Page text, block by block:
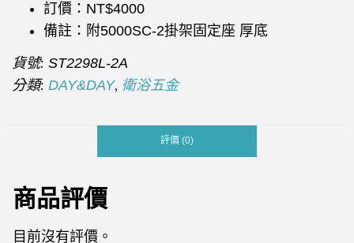
訂價：NT$4000
備註：附5000SC-2掛架固定座 厚底
貨號: ST2298L-2A
分類: DAY&DAY, 衛浴五金
評價 (0)
商品評價
目前沒有評價。